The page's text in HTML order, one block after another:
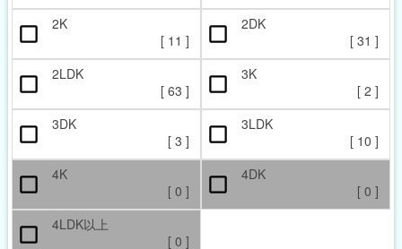
2K
[ 11 ]
2DK
[ 31 ]
2LDK
[ 63 ]
3K
[ 2 ]
3DK
[ 3 ]
3LDK
[ 10 ]
4K
[ 0 ]
4DK
[ 0 ]
4LDK以上
[ 0 ]